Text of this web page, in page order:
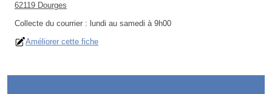
62119 Dourges
Collecte du courrier : lundi au samedi à 9h00
Améliorer cette fiche